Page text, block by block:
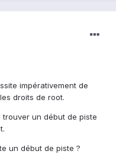
impérativement de
droits de root.
un début de piste
un début de piste ?